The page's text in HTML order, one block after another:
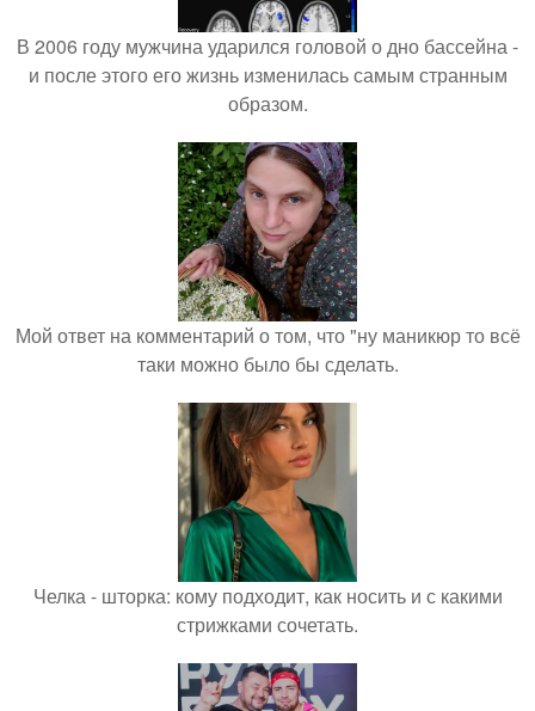
В 2006 году мужчина ударился головой о дно бассейна -
и после этого его жизнь изменилась самым странным
образом.
Мой ответ на комментарий о том, что "ну маникюр то всё
таки можно было бы сделать.
Челка - шторка: кому подходит, как носить и с какими
стрижками сочетать.